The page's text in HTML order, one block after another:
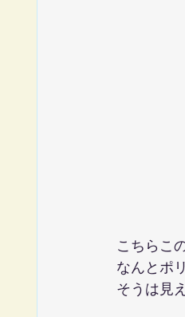
こちらこ
なんとポ
そうは見